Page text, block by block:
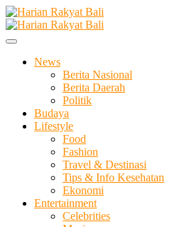
Skip
to
content
Harian Rakyat Bali
Membangun Semangat Kehidupan dan
News
Berita Nasional
Berita Daerah
Politik
Budaya
Lifestyle
Food
Fashion
Travel & Destinasi
Tips & Info Kesehatan
Ekonomi
Entertainment
Celebrities